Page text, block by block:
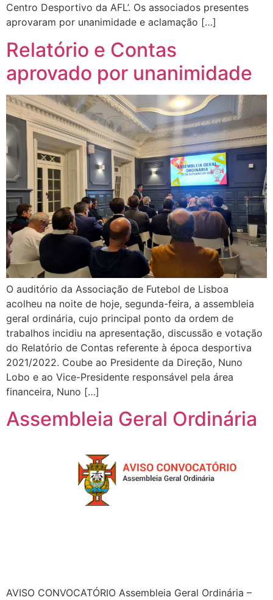
Centro Desportivo da AFL’. Os associados presentes
aprovaram por unanimidade e aclamação […]
Relatório e Contas
aprovado por unanimidade
O auditório da Associação de Futebol de Lisboa
acolheu na noite de hoje, segunda-feira, a assembleia
geral ordinária, cujo principal ponto da ordem de
trabalhos incidiu na apresentação, discussão e votação
do Relatório de Contas referente à época desportiva
2021/2022. Coube ao Presidente da Direção, Nuno
Lobo e ao Vice-Presidente responsável pela área
financeira, Nuno […]
Assembleia Geral Ordinária
AVISO CONVOCATÓRIO Assembleia Geral Ordinária –